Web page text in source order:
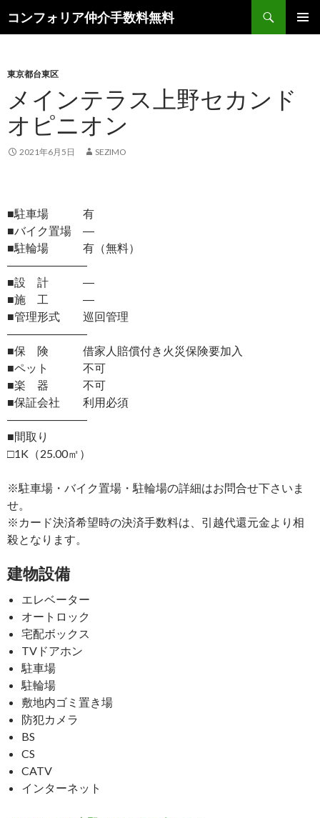
コンフォリア仲介手数料無料
索
ン
へ
ス
キ
ッ
東京都台東区
メインテラス上野セカンド
オピニオン
2021年6月5日 SEZIMO
■駐車場 有
■バイク置場 ―
■駐輪場 有（無料）
―――――――
■設 計 ―
■施 工 ―
■管理形式 巡回管理
―――――――
■保 険 借家人賠償付き火災保険要加入
■ペット 不可
■楽 器 不可
■保証会社 利用必須
―――――――
■間取り
□1K（25.00㎡）
※駐車場・バイク置場・駐輪場の詳細はお問合せ下さいま
せ。
※カード決済希望時の決済手数料は、引越代還元金より相
殺となります。
建物設備
エレベーター
オートロック
宅配ボックス
TVドアホン
駐車場
駐輪場
敷地内ゴミ置き場
防犯カメラ
BS
CS
CATV
インターネット